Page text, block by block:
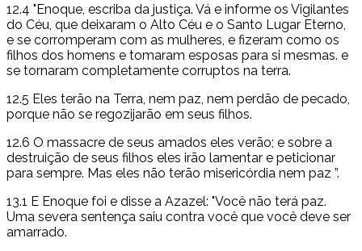
12.4 "Enoque, escriba da justiça. Vá e informe os Vigilantes
do Céu, que deixaram o Alto Céu e o Santo Lugar Eterno,
e se corromperam com as mulheres, e fizeram como os
filhos dos homens e tomaram esposas para si mesmas. e
se tornaram completamente corruptos na terra.
12.5 Eles terão na Terra, nem paz, nem perdão de pecado,
porque não se regozijarão em seus filhos.
12.6 O massacre de seus amados eles verão; e sobre a
destruição de seus filhos eles irão lamentar e peticionar
para sempre. Mas eles não terão misericórdia nem paz ”.
13.1 E Enoque foi e disse a Azazel: "Você não terá paz.
Uma severa sentença saiu contra você que você deve ser
amarrado.